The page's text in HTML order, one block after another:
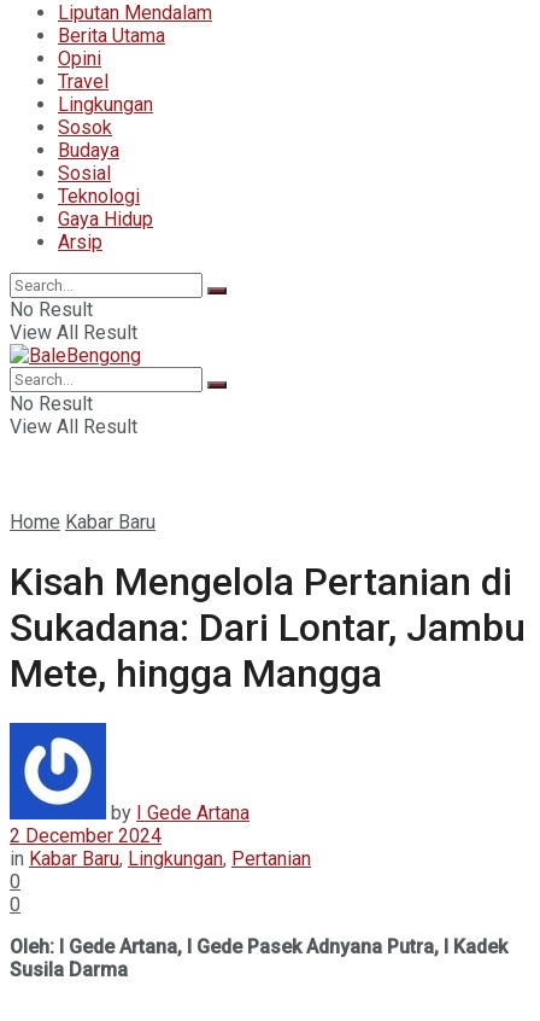
Liputan Mendalam
Berita Utama
Opini
Travel
Lingkungan
Sosok
Budaya
Sosial
Teknologi
Gaya Hidup
Arsip
No Result
View All Result
No Result
View All Result
Home Kabar Baru
Kisah Mengelola Pertanian di
Sukadana: Dari Lontar, Jambu
Mete, hingga Mangga
by I Gede Artana
2 December 2024
in Kabar Baru, Lingkungan, Pertanian
0
0
Oleh: I Gede Artana, I Gede Pasek Adnyana Putra, I Kadek
Susila Darma